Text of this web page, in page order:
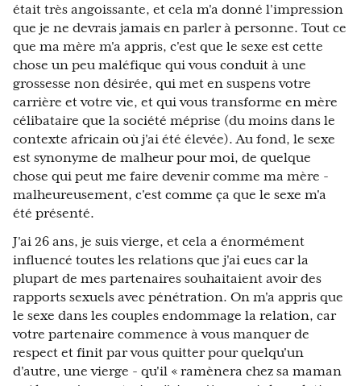
était très angoissante, et cela m'a donné l'impression
que je ne devrais jamais en parler à personne. Tout ce
que ma mère m'a appris, c'est que le sexe est cette
chose un peu maléfique qui vous conduit à une
grossesse non désirée, qui met en suspens votre
carrière et votre vie, et qui vous transforme en mère
célibataire que la société méprise (du moins dans le
contexte africain où j'ai été élevée). Au fond, le sexe
est synonyme de malheur pour moi, de quelque
chose qui peut me faire devenir comme ma mère -
malheureusement, c'est comme ça que le sexe m'a
été présenté.
J'ai 26 ans, je suis vierge, et cela a énormément
influencé toutes les relations que j'ai eues car la
plupart de mes partenaires souhaitaient avoir des
rapports sexuels avec pénétration. On m'a appris que
le sexe dans les couples endommage la relation, car
votre partenaire commence à vous manquer de
respect et finit par vous quitter pour quelqu'un
d'autre, une vierge - qu'il « ramènera chez sa maman